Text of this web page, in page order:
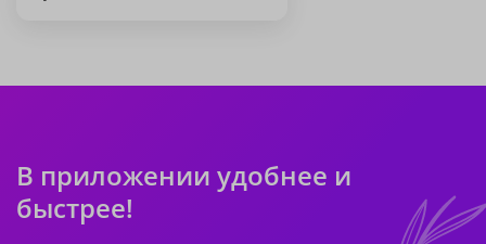
В приложении удобнее и
быстрее!